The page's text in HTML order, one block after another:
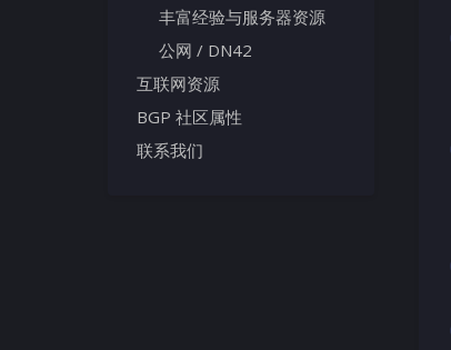
丰富经验与服务器资源
公网 / DN42
互联网资源​
BGP 社区属性​
联系我们​